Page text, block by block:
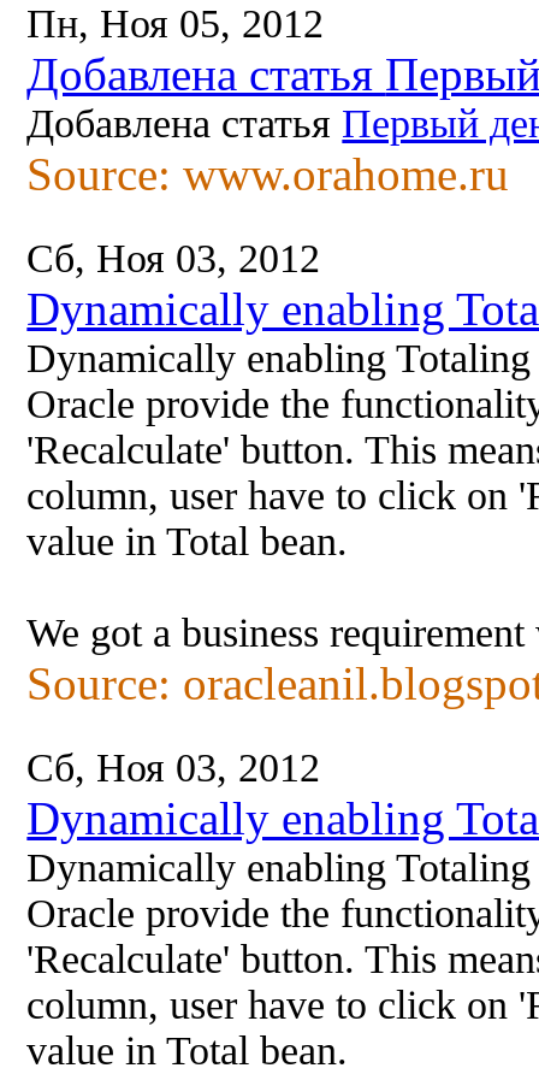
Пн, Ноя 05, 2012
Добавлена статья
Добавлена статья Первый
Source: www.orahome.ru
Сб, Ноя 03, 2012
Dynamically enabling
Dynamically enabling
Oracle provide the
'Recalculate' button. This
column, user have to click on
value in Total bean.
We got a business
Source:
Сб, Ноя 03, 2012
Dynamically enabling
Dynamically enabling
Oracle provide the
'Recalculate' button. This
column, user have to click on
value in Total bean.